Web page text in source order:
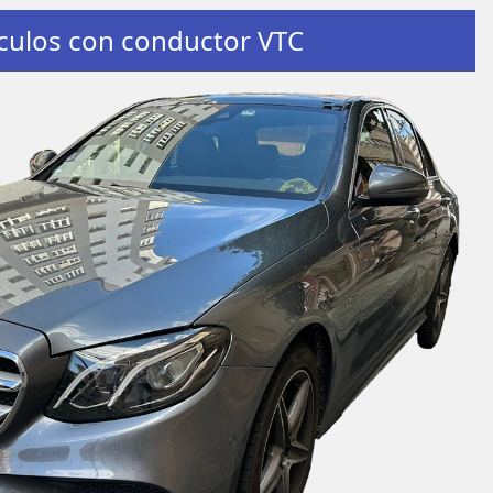
con conductor VTC